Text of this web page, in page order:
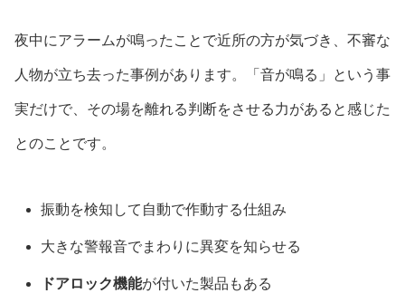
夜中にアラームが鳴ったことで近所の方が気づき、不審な
人物が立ち去った事例があります。「音が鳴る」という事
実だけで、その場を離れる判断をさせる力があると感じた
とのことです。
振動を検知して自動で作動する仕組み
大きな警報音でまわりに異変を知らせる
ドアロック機能が付いた製品もある